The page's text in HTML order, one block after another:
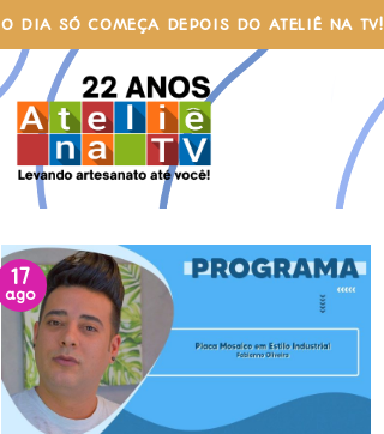
O DIA SÓ COMEÇA DEPOIS DO ATELIÊ NA TV!
17
ago